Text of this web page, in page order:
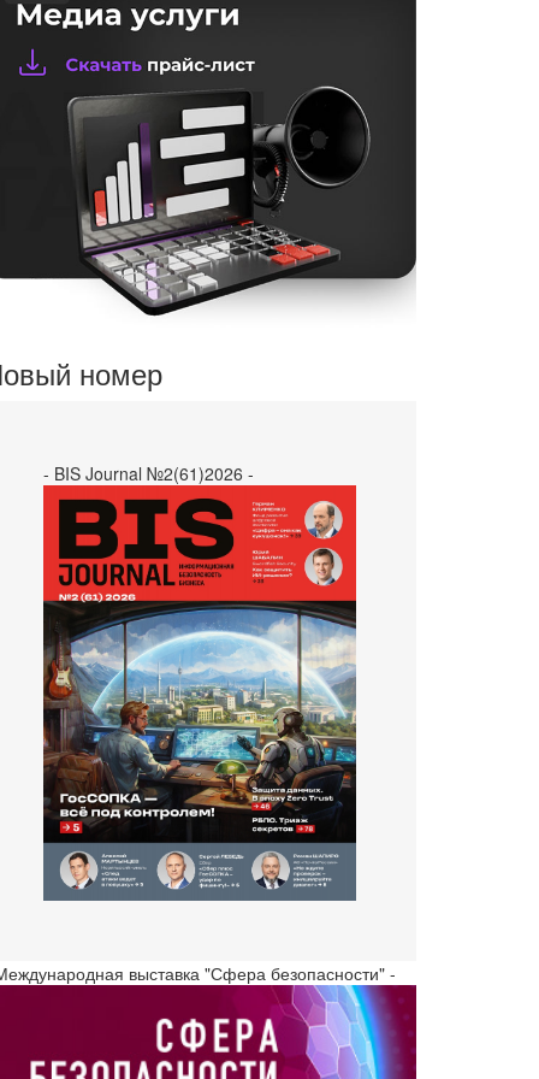
номер
- BIS Journal №2(61)2026 -
выставка "Сфера безопасности" -